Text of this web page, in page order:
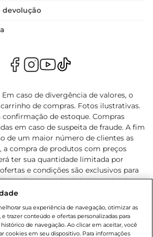
devolução
Em caso de divergência de valores, o
de compras. Fotos ilustrativas.
confirmação de estoque. Compras
em caso de suspeita de fraude. A fim
de um maior número de clientes as
a compra de produtos com preços
ter sua quantidade limitada por
e condições são exclusivos para
durante o dia de hoje, podendo
prévia notificação. Proibida a venda
81, inciso II (Estatuto da Criança e do
e condições exclusivos para o
sofrer alterações sem aviso
sua experiência de navegação, otimizar as
trazer conteúdo e ofertas personalizadas para
de navegação. Ao clicar em aceitar, você
cookies em seu dispositivo. Para informações